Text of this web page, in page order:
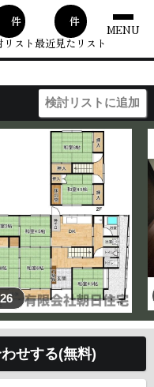
00件
リスト
件
最近見たリスト
MENU
検討リストに追加
せする(無料)